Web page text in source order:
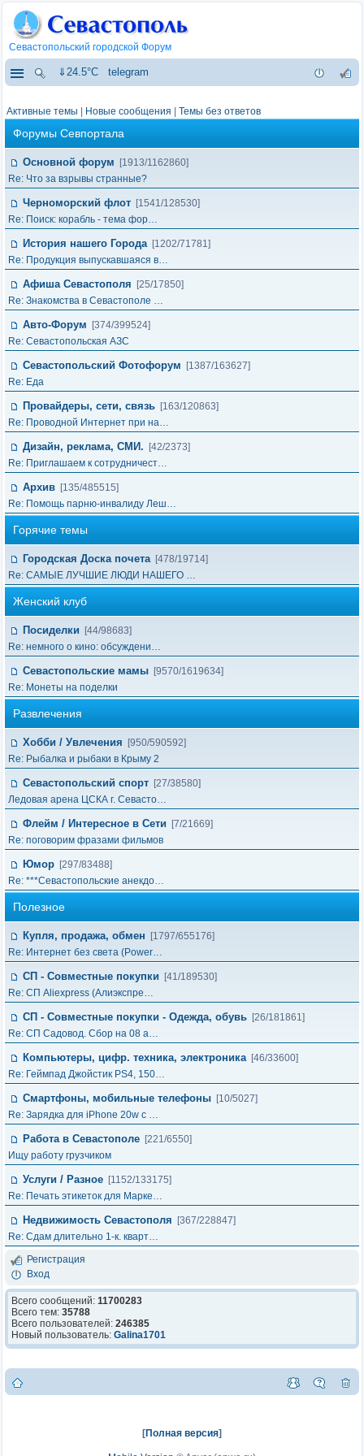
Севастопольский городской Форум
⇓24.5°C telegram
Активные темы Новые сообщения Темы без ответов
Форумы Севпортала
Основной форум
[1913/1162860]
Re: Что за взрывы странные?
Черноморский флот [1541/128530]
Re: Поиск: корабль - тема фор…
История нашего Города [1202/71781]
Re: Продукция выпускавшаяся в…
Афиша Севастополя
[25/17850]
Re: Знакомства в Севастополе …
Авто-Форум
[374/399524]
Re: Севастопольская АЗС
Севастопольский Фотофорум
[1387/163627]
Re: Еда
Провайдеры, сети, связь [163/120863]
Re: Проводной Интернет при на…
Дизайн, реклама, СМИ.
[42/2373]
Re: Приглашаем к сотрудничест…
Архив [135/485515]
Re: Помощь парню-инвалиду Леш…
Горячие темы
Городская Доска почета [478/19714]
Re: САМЫЕ ЛУЧШИЕ ЛЮДИ НАШЕГО …
Женский клуб
Посиделки
[44/98683]
Re: немного о кино: обсуждени…
Севастопольские мамы [9570/1619634]
Re: Монеты на поделки
Развлечения
Хобби / Увлечения
[950/590592]
Re: Рыбалка и рыбаки в Крыму 2
Севастопольский спорт [27/38580]
Ледовая арена ЦСКА г. Севасто…
Флейм / Интересное в Cети
[7/21669]
Re: поговорим фразами фильмов
Юмор [297/83488]
Re: ***Севастопольские анекдо…
Полезное
Купля, продажа, обмен
[1797/655176]
Re: Интернет без света (Power…
СП - Совместные покупки
[41/189530]
Re: СП Aliexpress (Алиэкспре…
СП - Совместные покупки - Одежда, обувь [26/181861]
Re: СП Садовод. Сбор на 08 а…
Компьютеры, цифр. техника, электроника [46/33600]
Re: Геймпад Джoйcтик PS4, 150…
Смартфоны, мобильные телефоны [10/5027]
Re: Зарядка для iPhone 20w с …
Работа в Севастополе [221/6550]
Ищу работу грузчиком
Услуги / Разное [1152/133175]
Re: Печать этикеток для Марке…
Недвижимость Севастополя
[367/228847]
Re: Сдам длительно 1-к. кварт…
Регистрация
Вход
Всего сообщений: 11700283
Всего тем: 35788
Всего пользователей: 246385
Новый пользователь: Galina1701
[Полная версия]